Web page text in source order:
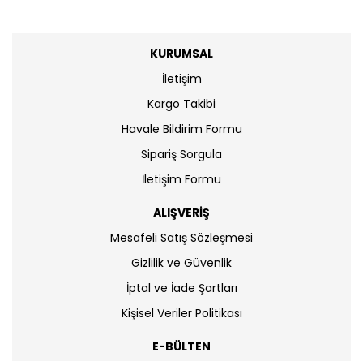
KURUMSAL
İletişim
Kargo Takibi
Havale Bildirim Formu
Sipariş Sorgula
İletişim Formu
ALIŞVERİŞ
Mesafeli Satış Sözleşmesi
Gizlilik ve Güvenlik
İptal ve İade Şartları
Kişisel Veriler Politikası
E-BÜLTEN